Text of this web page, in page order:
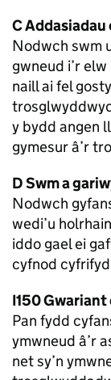
C
Nodwch swm
gwneud i’r
naill ai fel
y bydd angen
gymesur â’r
D Swm a
Nodwch
wedi’u
iddo gael ei
cyfnod
I150
Pan fydd
ymwneud â’r
net sy’n